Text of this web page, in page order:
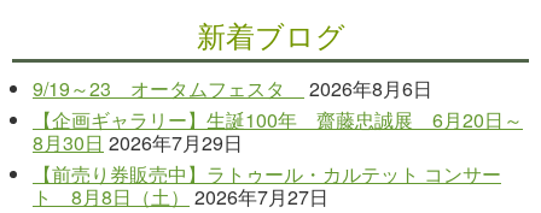
新着ブログ
9/19～23 オータムフェスタ
2026年8月6日
【企画ギャラリー】生誕100年 齋藤忠誠展 6月20日～
8月30日 2026年7月29日
【前売り券販売中】ラトゥール・カルテット コンサー
ト 8月8日（土）
2026年7月27日